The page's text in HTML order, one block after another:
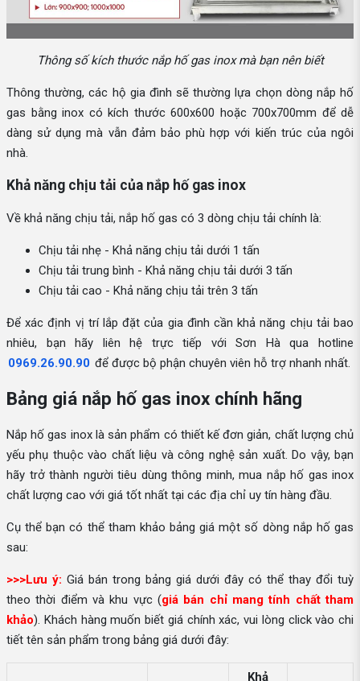
Thông số kích thước nắp hố gas inox mà bạn nên biết
Thông thường, các hộ gia đình sẽ thường lựa chọn dòng nắp hố
gas bằng inox có kích thước 600x600 hoặc 700x700mm để dễ
dàng sử dụng mà vẫn đảm bảo phù hợp với kiến trúc của ngôi
nhà.
Khả năng chịu tải của nắp hố gas inox
Về khả năng chịu tải, nắp hố gas có 3 dòng chịu tải chính là:
Chịu tải nhẹ - Khả năng chịu tải dưới 1 tấn
Chịu tải trung bình - Khả năng chịu tải dưới 3 tấn
Chịu tải cao - Khả năng chịu tải trên 3 tấn
Để xác định vị trí lắp đặt của gia đình cần khả năng chịu tải bao
nhiêu, bạn hãy liên hệ trực tiếp với Sơn Hà qua hotline
0969.26.90.90 để được bộ phận chuyên viên hỗ trợ nhanh nhất.
Bảng giá nắp hố gas inox chính hãng
Nắp hố gas inox là sản phẩm có thiết kế đơn giản, chất lượng chủ
yếu phụ thuộc vào chất liệu và công nghệ sản xuất. Do vậy, bạn
hãy trở thành người tiêu dùng thông minh, mua nắp hố gas inox
chất lượng cao với giá tốt nhất tại các địa chỉ uy tín hàng đầu.
Cụ thể bạn có thể tham khảo bảng giá một số dòng nắp hố gas
sau:
>>>Lưu ý: Giá bán trong bảng giá dưới đây có thể thay đổi tuỳ
theo thời điểm và khu vực (giá bán chỉ mang tính chất tham
khảo). Khách hàng muốn biết giá chính xác, vui lòng click vào chi
tiết tên sản phẩm trong bảng giá dưới đây:
Khả